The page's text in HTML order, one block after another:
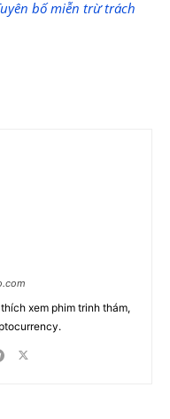
bố miễn trừ trách
xem phim trinh thám,